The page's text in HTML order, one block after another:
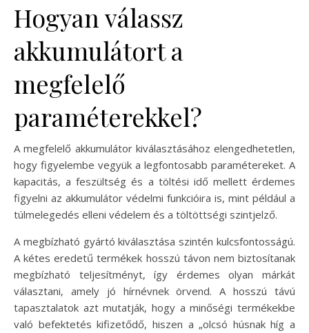
Hogyan válassz
akkumulátort a
megfelelő
paraméterekkel?
A megfelelő akkumulátor kiválasztásához elengedhetetlen,
hogy figyelembe vegyük a legfontosabb paramétereket. A
kapacitás, a feszültség és a töltési idő mellett érdemes
figyelni az akkumulátor védelmi funkcióira is, mint például a
túlmelegedés elleni védelem és a töltöttségi szintjelző.
A megbízható gyártó kiválasztása szintén kulcsfontosságú.
A kétes eredetű termékek hosszú távon nem biztosítanak
megbízható teljesítményt, így érdemes olyan márkát
választani, amely jó hírnévnek örvend. A hosszú távú
tapasztalatok azt mutatják, hogy a minőségi termékekbe
való befektetés kifizetődő, hiszen a „olcsó húsnak híg a